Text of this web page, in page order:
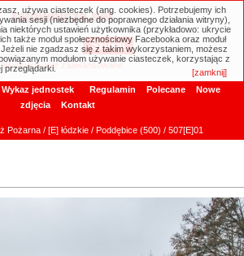
ratownicza.net
Wyszukiwanie zaawansowane
Wykaz jednostek Regulamin Polecane
Nowe
zdjęcia
Kontakt
Pożarna / [E] łódzkie / Poddębice (500) / 507[E]01
używa ciasteczek (ang. cookies). Potrzebujemy ich
sesji (niezbędne do poprawnego działania witryny),
niektórych ustawień użytkownika (przykładowo: ukrycie
także moduł społecznościowy Facebooka oraz moduł
nie zgadzasz się z takim wykorzystaniem, możesz
modułom używanie ciasteczek, korzystając z
przeglądarki.
[zamknij]